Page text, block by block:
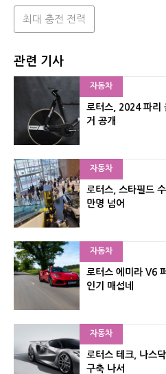
최대 충전 전력
관련 기사
자동차
로터스, 2024 파리
거 공개
자동차
로터스, 스타필드 수
만명 넘어
자동차
로터스 에미라 V6
인기 매섭네
자동차
로터스 테크, 나스
구축 나서